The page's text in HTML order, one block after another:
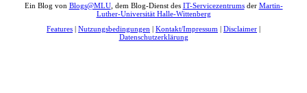
Ein Blog von Blogs@MLU, dem Blog-Dienst des IT-Servicezentrumsder Martin-
Luther-Universität Halle-Wittenberg
Features | Nutzungsbedingungen | Kontakt/Impressum | Disclaimer |
Datenschutzerklärung